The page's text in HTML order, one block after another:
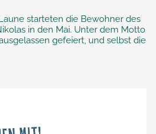
starteten die Bewohner des
in den Mai. Unter dem Motto
gefeiert, und selbst die